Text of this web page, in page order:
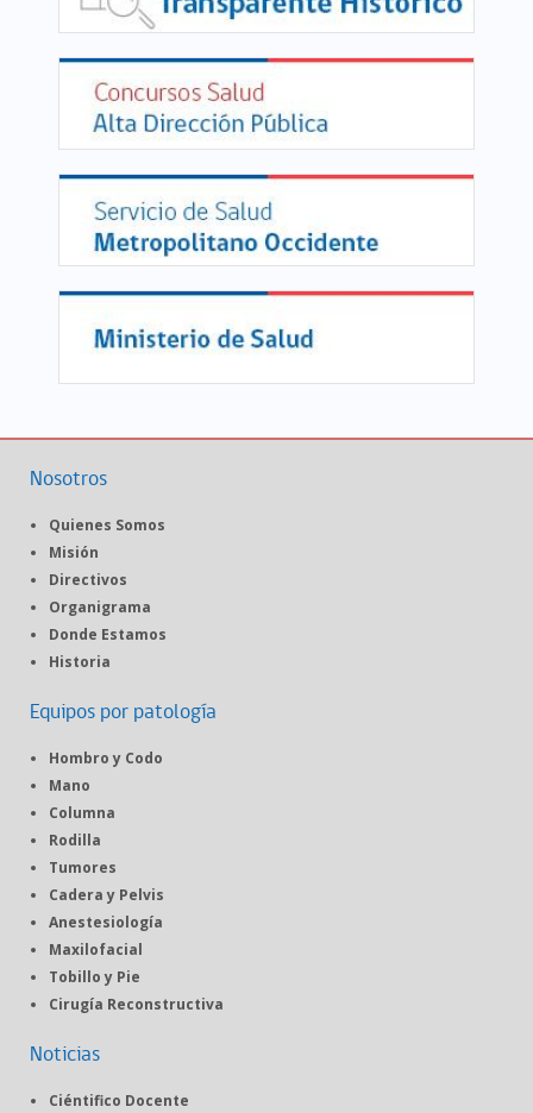
Nosotros
Quienes Somos
Misión
Directivos
Organigrama
Donde Estamos
Historia
Equipos por patología
Hombro y Codo
Mano
Columna
Rodilla
Tumores
Cadera y Pelvis
Anestesiología
Maxilofacial
Tobillo y Pie
Cirugía Reconstructiva
Noticias
Ciéntifico Docente